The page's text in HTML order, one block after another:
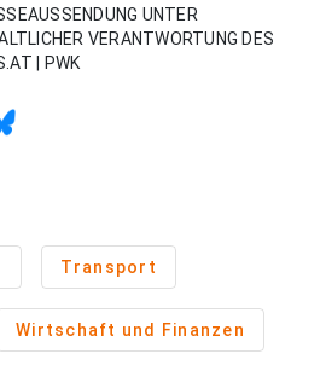
UNTER
VERANTWORTUNG DES
| PWK
Transport
Wirtschaft und Finanzen